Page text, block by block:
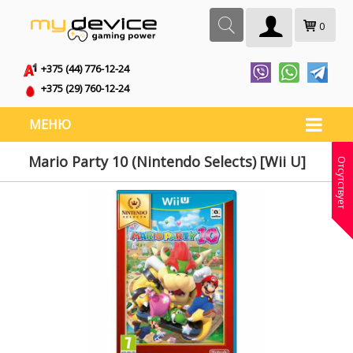
0
+375 (44) 776-12-24
+375 (29) 760-12-24
МЕНЮ
Mario Party 10 (Nintendo Selects) [Wii U] Отсутствует